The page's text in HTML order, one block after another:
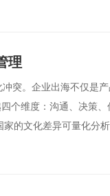
理
突。企业出海不仅是
个维度：沟通、决策
的文化差异可量化分析